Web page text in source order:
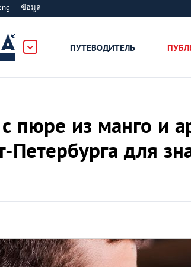
ข้อมูล
ПУТЕВОДИТЕЛЬ
пюре из манго и
Петербурга для